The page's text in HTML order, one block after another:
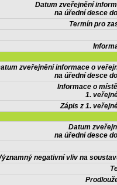
Datum zveřejnění
na úřední desce
Termín pro
zveřejnění informace o
na úřední desce
Informace o
1.
Zápis z 1.
Datum
na úřední desce
negativní vliv na